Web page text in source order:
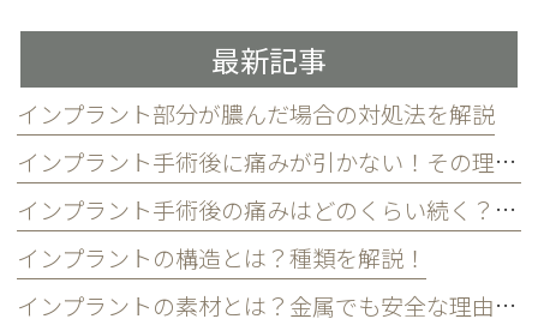
最新記事
インプラント部分が膿んだ場合の対処法を解説
インプラント手術後に痛みが引かない！その理由と対処法を解説
インプラント手術後の痛みはどのくらい続く？和らげるには？
インプラントの構造とは？種類を解説！
インプラントの素材とは？金属でも安全な理由とは